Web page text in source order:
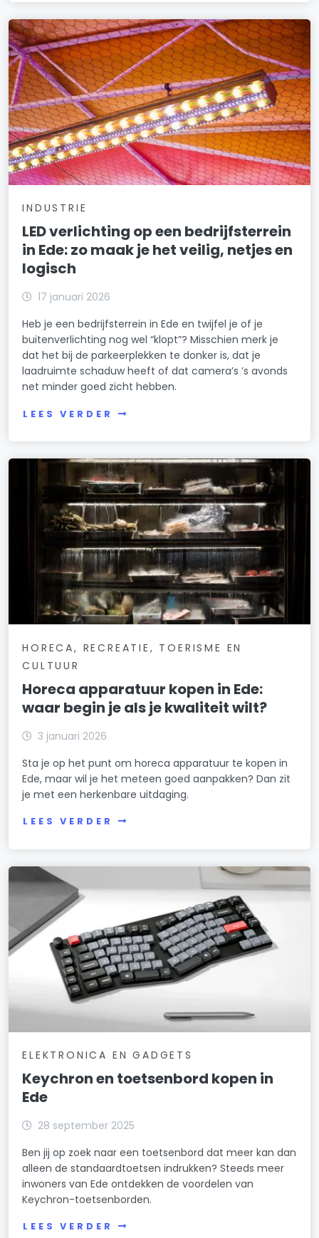
INDUSTRIE
LED verlichting op een bedrijfsterrein
in Ede: zo maak je het veilig, netjes en
logisch
17 januari 2026
Heb je een bedrijfsterrein in Ede en twijfel je of je
buitenverlichting nog wel “klopt”? Misschien merk je
dat het bij de parkeerplekken te donker is, dat je
laadruimte schaduw heeft of dat camera’s ’s avonds
net minder goed zicht hebben.
LEES VERDER
HORECA, RECREATIE, TOERISME EN
CULTUUR
Horeca apparatuur kopen in Ede:
waar begin je als je kwaliteit wilt?
3 januari 2026
Sta je op het punt om horeca apparatuur te kopen in
Ede, maar wil je het meteen goed aanpakken? Dan zit
je met een herkenbare uitdaging.
LEES VERDER
ELEKTRONICA EN GADGETS
Keychron en toetsenbord kopen in
Ede
28 september 2025
Ben jij op zoek naar een toetsenbord dat meer kan dan
alleen de standaardtoetsen indrukken? Steeds meer
inwoners van Ede ontdekken de voordelen van
Keychron-toetsenborden.
LEES VERDER